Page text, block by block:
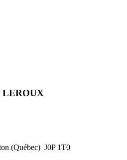
LEROUX
(Québec) J0P 1T0